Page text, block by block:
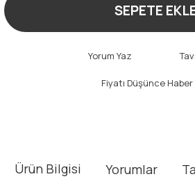
SEPETE
Yorum Yaz
Fiyatı Düşünce Haber
Ürün Bilgisi Yorumlar